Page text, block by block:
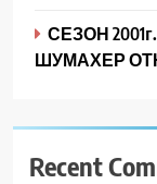
СЕЗОН
ШУМАХЕР
Recent